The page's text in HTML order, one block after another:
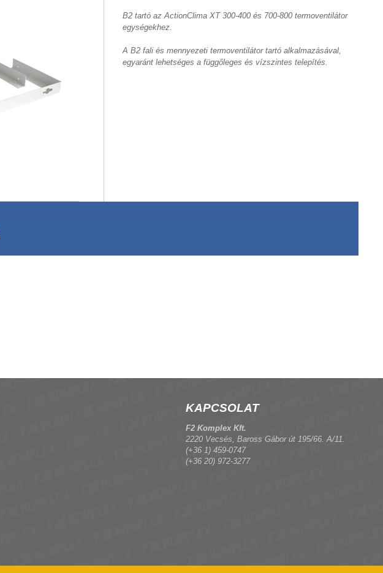
B2 tartó az ActionClima XT 300-400 és 700-800 termoventilátor
egységekhez.
A B2 fali és mennyezeti termoventilátor tartó alkalmazásával,
egyaránt lehetséges a függőleges és vízszintes telepítés.
KAPCSOLAT
F2 Komplex Kft.
2220 Vecsés, Baross Gábor út 195/66. A/11.
(+36 1) 459-0747
(+36 20) 972-3277